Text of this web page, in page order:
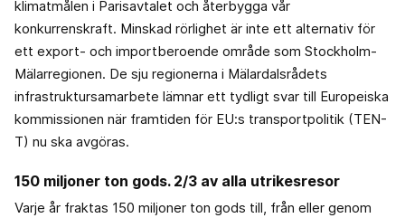
klimatmålen i Parisavtalet och återbygga vår
konkurrenskraft. Minskad rörlighet är inte ett alternativ för
ett export- och importberoende område som Stockholm-
Mälarregionen. De sju regionerna i Mälardalsrådets
infrastruktursamarbete lämnar ett tydligt svar till Europeiska
kommissionen när framtiden för EU:s transportpolitik (TEN-
T) nu ska avgöras.
150 miljoner ton gods. 2/3 av alla utrikesresor
Varje år fraktas 150 miljoner ton gods till, från eller genom